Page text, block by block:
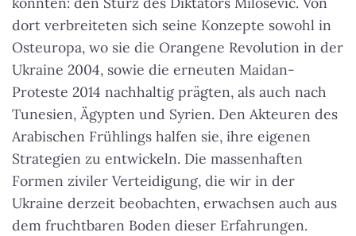
dort verbreiteten sich seine Konzepte sowohl in
Osteuropa, wo sie die Orangene Revolution in der
Ukraine 2004, sowie die erneuten Maidan-
Proteste 2014 nachhaltig prägten, als auch nach
Tunesien, Ägypten und Syrien. Den Akteuren des
Arabischen Frühlings halfen sie, ihre eigenen
Strategien zu entwickeln. Die massenhaften
Formen ziviler Verteidigung, die wir in der
Ukraine derzeit beobachten, erwachsen auch aus
dem fruchtbaren Boden dieser Erfahrungen.